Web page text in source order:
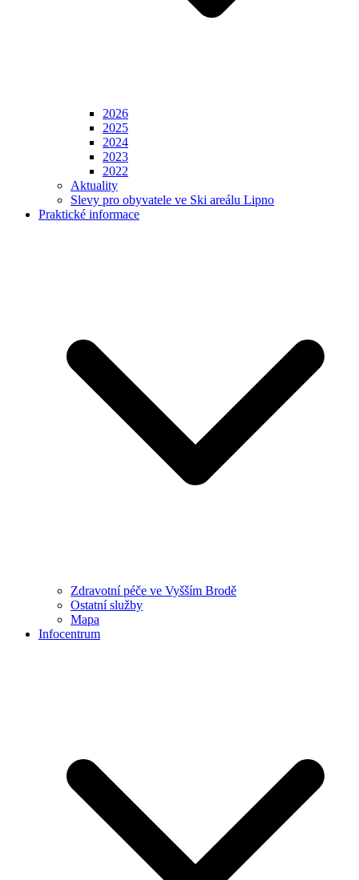
2026
2025
2024
2023
2022
Aktuality
Slevy pro obyvatele ve Ski areálu Lipno
Praktické informace
Zdravotní péče ve Vyšším Brodě
Ostatní služby
Mapa
Infocentrum